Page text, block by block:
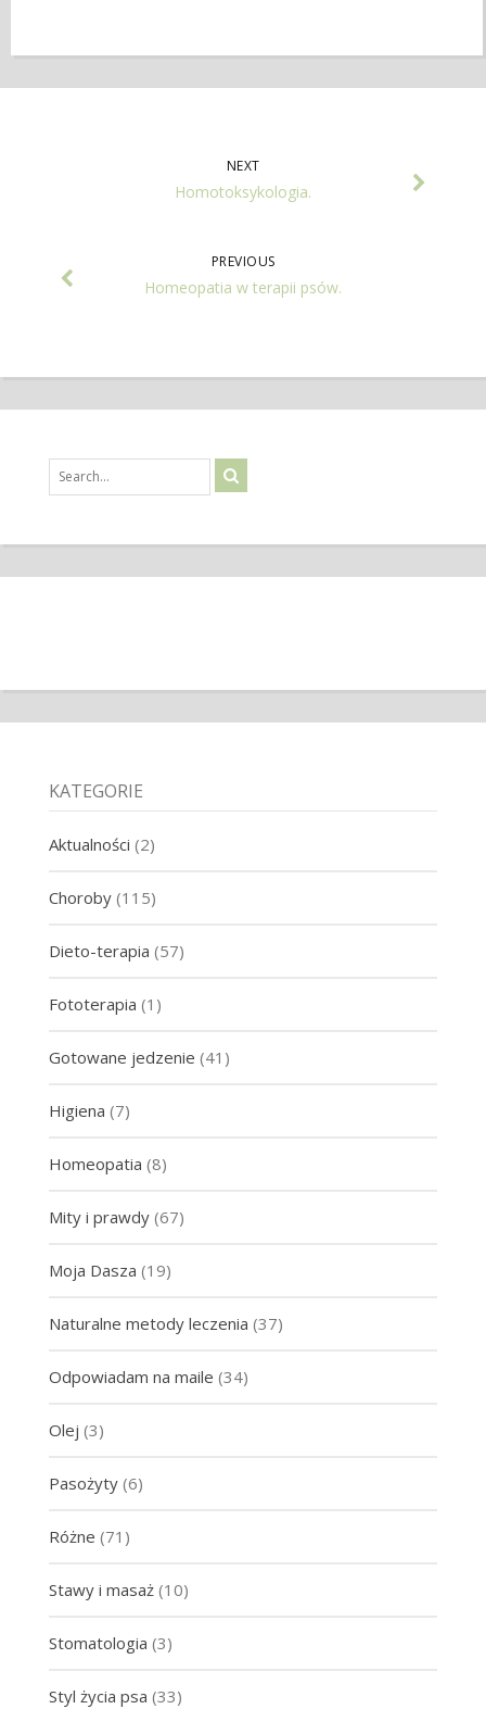
NEXT
Homotoksykologia.
PREVIOUS
Homeopatia w terapii psów.
KATEGORIE
Aktualności (2)
Choroby(115)
Dieto-terapia (57)
Fototerapia (1)
Gotowane jedzenie (41)
Higiena (7)
Homeopatia (8)
Mity i prawdy(67)
Moja Dasza (19)
Naturalne metody leczenia (37)
Odpowiadam na maile (34)
Olej (3)
Pasożyty(6)
Różne (71)
Stawy i masaż(10)
Stomatologia (3)
Styl życia psa (33)